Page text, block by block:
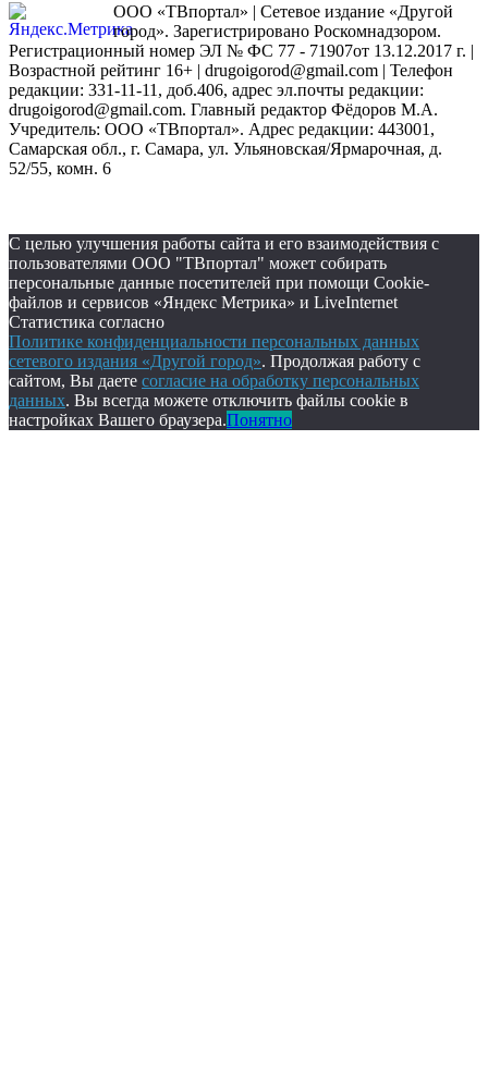
ООО «ТВпортал» | Сетевое издание «Другой
город». Зарегистрировано Роскомнадзором.
Регистрационный номер ЭЛ № ФС 77 - 71907от 13.12.2017 г. |
Возрастной рейтинг 16+ | drugoigorod@gmail.com | Телефон
редакции: 331-11-11, доб.406, адрес эл.почты редакции:
drugoigorod@gmail.com. Главный редактор Фёдоров М.А.
Учредитель: ООО «ТВпортал». Адрес редакции: 443001,
Самарская обл., г. Самара, ул. Ульяновская/Ярмарочная, д.
52/55, комн. 6
С целью улучшения работы сайта и его взаимодействия с
пользователями ООО "ТВпортал" может собирать
персональные данные посетителей при помощи Cookie-
файлов и сервисов «Яндекс Метрика» и LiveInternet
Статистика согласно
Политике конфиденциальности персональных данных
сетевого издания «Другой город». Продолжая работу с
сайтом, Вы даете согласие на обработку персональных
данных. Вы всегда можете отключить файлы cookie в
настройках Вашего браузера.Понятно